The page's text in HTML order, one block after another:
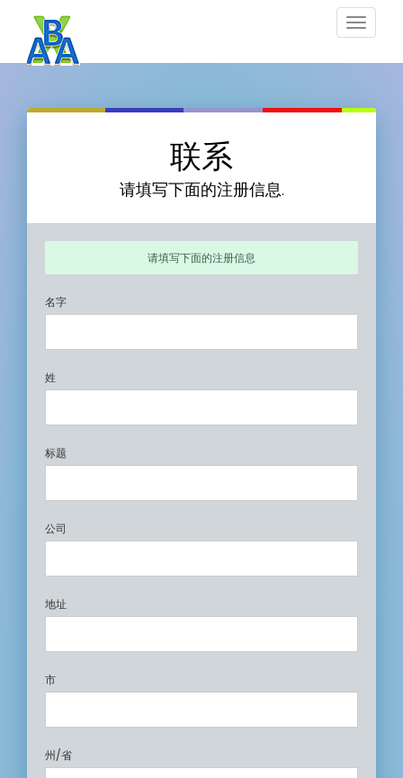
Toggle
联系
请填写下面的注册信息.
请填写下面的注册信息
名字
姓
标题
公司
地址
市
州/省